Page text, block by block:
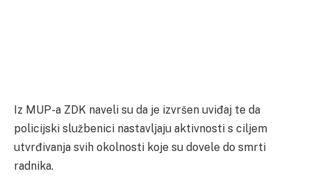
Iz MUP-a ZDK naveli su da je izvršen uviđaj te da
policijski službenici nastavljaju aktivnosti s ciljem
utvrđivanja svih okolnosti koje su dovele do smrti
radnika.